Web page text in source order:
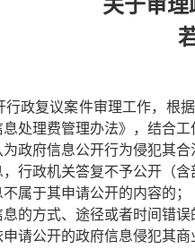
关于审
政复议案件审理工作，根
处理费管理办法》，结合工
府信息公开行为侵犯其合
行政机关答复不予公开（
属于其申请公开的内容的；
的方式、途径或者时间错误
请公开的政府信息侵犯其商